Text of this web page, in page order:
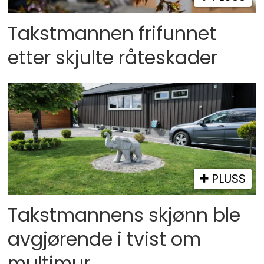
Takstmannen frifunnet
etter skjulte råteskader
PLUSS
Takstmannens skjønn ble
avgjørende i tvist om